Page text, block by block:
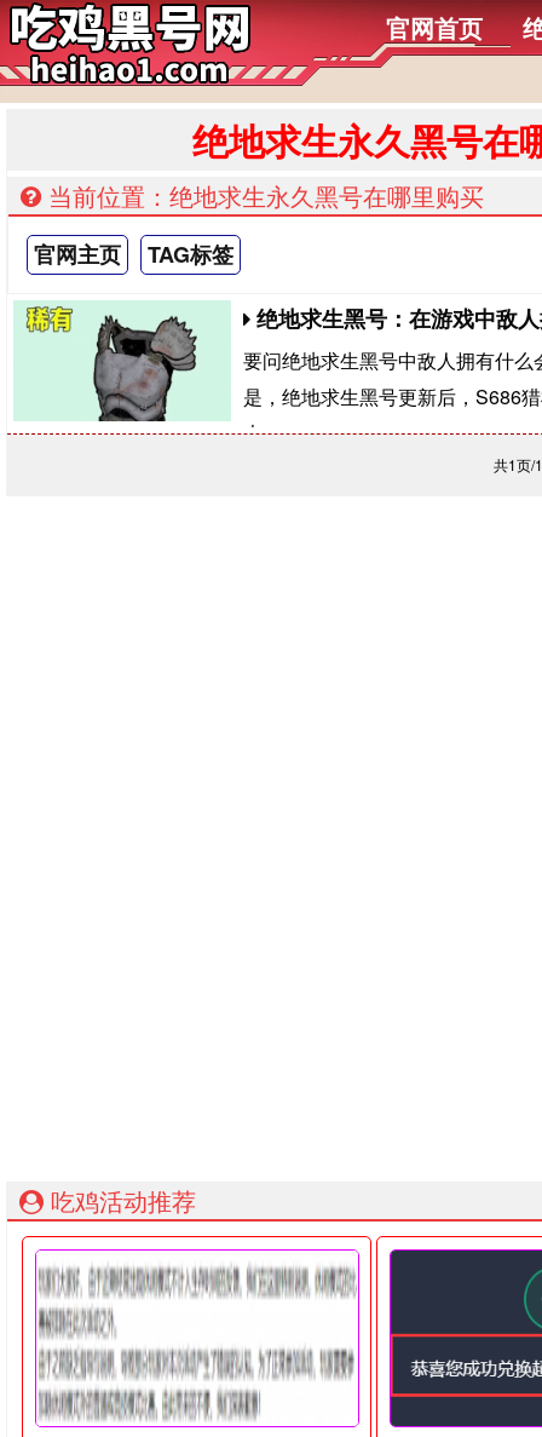
官网首页
绝地求生永久黑号在
当前位置：绝地求生永久黑号在哪里购买
官网主页 TAG标签
绝地求生黑号：在游戏中敌
要问绝地求生黑号中敌人拥有什
是，绝地求生黑号更新后，S686
大
共1页/
吃鸡活动推荐